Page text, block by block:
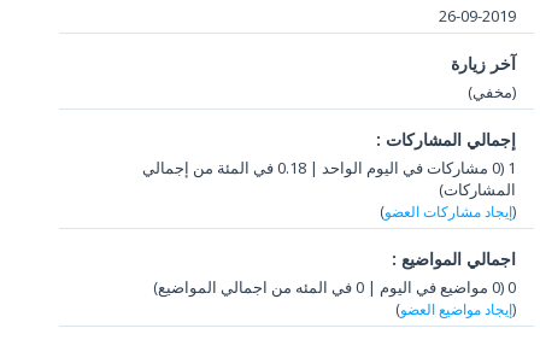
26-09-2019
آخر زيارة
(مخفي)
إجمالي المشاركات :
1 (0 مشاركات في اليوم الواحد | 0.18 في المئة من إجمالي
المشاركات)
إيجاد مشاركات العضو)
اجمالي المواضيع :
0 (0 مواضيع في اليوم | 0 في المئه من اجمالي المواضيع)
إيجاد مواضيع العضو)